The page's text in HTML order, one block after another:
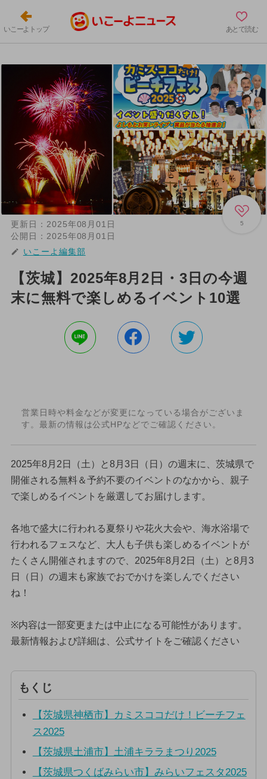
いこーよトップ あとで読む
5
更新日： 2025年08月01日
公開日： 2025年08月01日
いこーよ編集部
【茨城】2025年8月2日・3日の今週
末に無料で楽しめるイベント10選
営業日時や料金などが変更になっている場合がございま
す。最新の情報は公式HPなどでご確認ください。
2025年8月2日（土）と8月3日（日）の週末に、茨城県で
開催される無料＆予約不要のイベントのなかから、親子
で楽しめるイベントを厳選してお届けします。
各地で盛大に行われる夏祭りや花火大会や、海水浴場で
行われるフェスなど、大人も子供も楽しめるイベントが
たくさん開催されますので、2025年8月2日（土）と8月3
日（日）の週末も家族でおでかけを楽しんでください
ね！
※内容は一部変更または中止になる可能性があります。
最新情報および詳細は、公式サイトをご確認ください
もくじ
【茨城県神栖市】カミスココだけ！ビーチフェ
ス2025
【茨城県土浦市】土浦キララまつり2025
【茨城県つくばみらい市】みらいフェスタ2025